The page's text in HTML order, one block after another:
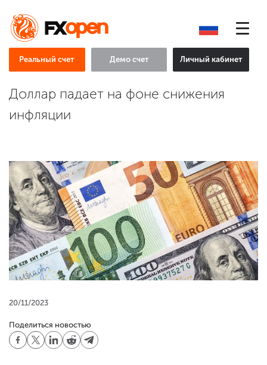
Реальный счет Демо счет Личный кабинет
Доллар падает на фоне снижения
инфляции
20/11/2023
Поделиться новостью